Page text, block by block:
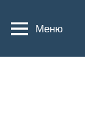
Меню